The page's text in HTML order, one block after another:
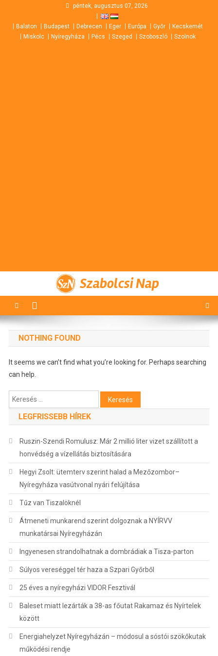
content
péntek, augusztus 07, 2026
Balaton Budapest Debrecen Eger Európa Győr
Kecskemét
Miskolc
Nyíregyháza Pécs Szeged Szoboszló Szolnok
Szabolcsi Nap
NOTHING FOUND
It seems we can’t find what you’re looking for. Perhaps searching
can help.
Keresés:
LEGFRISSEBB HÍREK
Ruszin-Szendi Romulusz: Már 2 millió liter vizet szállított a
honvédség a vízellátás biztosítására
Hegyi Zsolt: ütemterv szerint halad a Mezőzombor–
Nyíregyháza vasútvonal nyári felújítása
Tűz van Tiszalöknél
Átmeneti munkarend szerint dolgoznak a NYÍRVV
munkatársai Nyíregyházán
Ingyenesen strandolhatnak a dombrádiak a Tisza-parton
Súlyos vereséggel tér haza a Szpari Győrből
25 éves a nyíregyházi VIDOR Fesztivál
Baleset miatt lezárták a 38-as főutat Rakamaz és Nyírtelek
között
Energiahelyzet Nyíregyházán – módosul a sóstói szökőkutak
működési rendje